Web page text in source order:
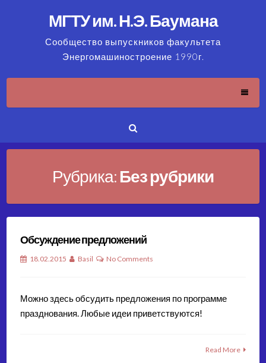
МГТУ им. Н.Э. Баумана
Сообщество выпускников факультета
Энергомашиностроение 1990г.
Рубрика: Без рубрики
Обсуждение предложений
18.02.2015 Basil No Comments
Можно здесь обсудить предложения по программе
празднования. Любые идеи приветствуются!
Read More